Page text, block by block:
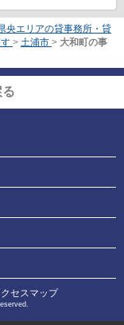
央エリアの貸事務所・貸
> 土浦市 > 大和町の事
クセスマップ